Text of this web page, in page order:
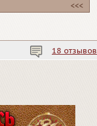
<<<
18 отзывов